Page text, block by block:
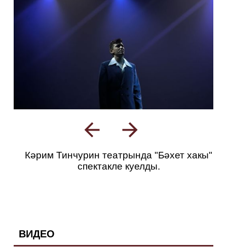
Кәрим Тинчурин театрында "Бәхет хакы"
спектакле куелды.
ВИДЕО